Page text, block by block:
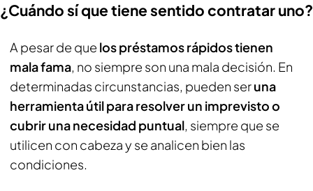
¿Cuándo sí que tiene sentido contratar uno?
A pesar de que los préstamos rápidos tienen
mala fama, no siempre son una mala decisión. En
determinadas circunstancias, pueden seruna
herramienta útil para resolver un imprevisto o
cubrir una necesidad puntual, siempre que se
utilicen con cabeza y se analicen bien las
condiciones.